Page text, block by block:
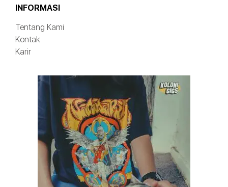
INFORMASI
Tentang Kami
Kontak
Karir